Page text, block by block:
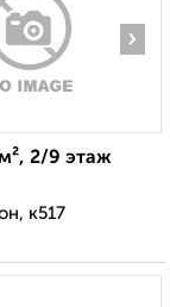
›
2/9 этаж
к517